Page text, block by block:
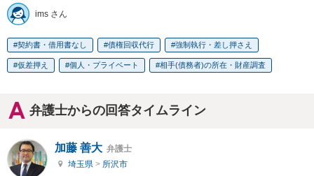
ims さん
契約書・借用書なし 債権回収代行 強制執行・差し押さえ
仮差押え 個人・プライベート 相手(債務者)の所在・財産調査
弁護士からの回答タイムライン
加藤 善大 弁護士
埼玉県 > 所沢市